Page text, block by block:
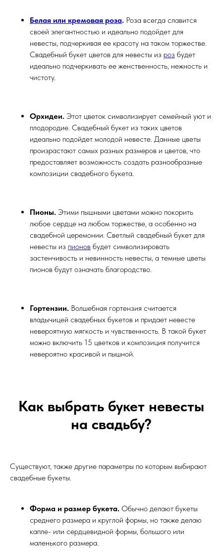
Белая или кремовая роза. Роза всегда славится
своей элегантностью и идеально подойдет для
невесты, подчеркивая ее красоту на таком торжестве.
Свадебный букет цветов для невесты из роз будет
идеально подчеркивать ее женственность, нежность и
чистоту.
Орхидеи. Этот цветок символизирует семейный уют и
плодородие. Свадебный букет из таких цветов
идеально подойдет молодой невесте. Данные цветы
произрастают самых разных размеров и цветов, что
предоставляет возможность создать разнообразные
композиции свадебного букета.
Пионы. Этими пышными цветами можно покорить
любое сердце на любом торжестве, а особенно на
свадебной церемонии. Светлый свадебный букет для
невесты из пионов будет символизировать
застенчивость и невинность невесты, а темные цветы
пионов будут означать благородство.
Гортензии. Волшебная гортензия считается
владычицей свадебных букетов и придает невесте
невероятную мягкость и чувственность. В такой букет
можно включить 15 цветков и композиция получится
невероятно красивой и пышной.
Как выбрать букет невесты
на свадьбу?
Существуют, также другие параметры по которым выбирают
свадебные букеты.
Форма и размер букета. Обычно делают букеты
среднего размера и круглой формы, но также делаю
капле- или сердцевидной формы, большого или
маленького размера.